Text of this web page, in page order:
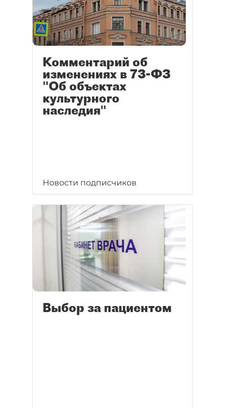
Комментарий об
изменениях в 73-ФЗ
"Об объектах
культурного
наследия"
Новости подписчиков
Выбор за пациентом